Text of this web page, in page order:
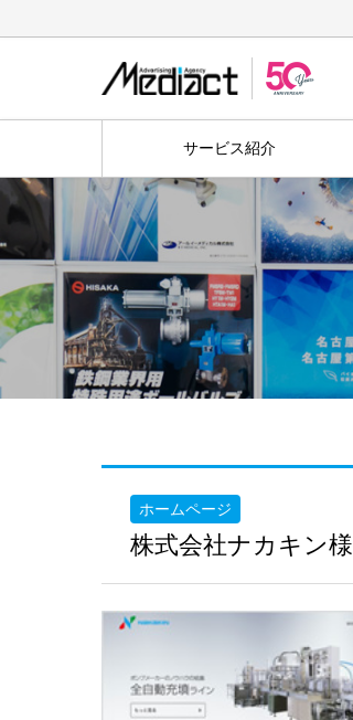
サービス紹介
ホームページ
株式会社ナカキン様